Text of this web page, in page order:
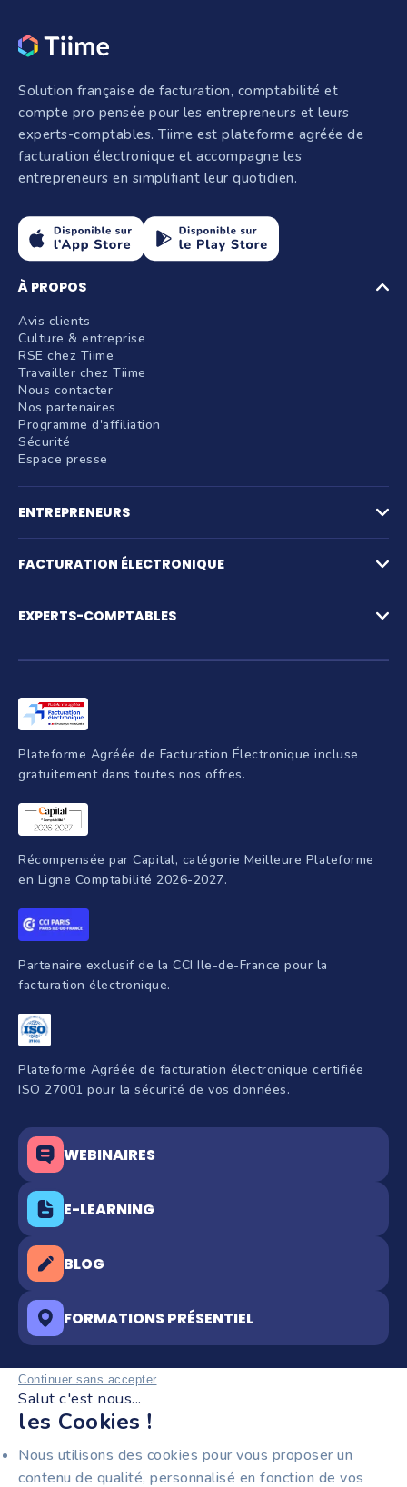
Continuer sans accepter
Salut c'est nous...
les Cookies !
Nous utilisons des cookies pour vous proposer un
contenu de qualité, personnalisé en fonction de vos
Solution française de facturation, comptabilité et
compte pro pensée pour les entrepreneurs et leurs
experts-comptables. Tiime est plateforme agréée de
facturation électronique et accompagne les
entrepreneurs en simplifiant leur quotidien.
À PROPOS
Avis clients
Culture & entreprise
RSE chez Tiime
Travailler chez Tiime
Nous contacter
Nos partenaires
Programme d'affiliation
Sécurité
Espace presse
ENTREPRENEURS
Logiciel de devis
Gestion des achats
Création d'entreprise
Parrainage
FACTURATION ÉLECTRONIQUE
Plateforme agréée de facturation électronique
EXPERTS-COMPTABLES
Production comptable
Facture électronique
Création d'entreprise
Intelligence artificielle
Programmes de formation
Plateforme Agréée de Facturation Électronique incluse
gratuitement dans toutes nos offres.
Récompensée par Capital, catégorie Meilleure Plateforme
en Ligne Comptabilité 2026-2027.
Partenaire exclusif de la CCI Ile-de-France pour la
facturation électronique.
Plateforme Agréée de facturation électronique certifiée
ISO 27001 pour la sécurité de vos données.
WEBINAIRES
E-LEARNING
BLOG
FORMATIONS PRÉSENTIEL
RESTEZ INFORMÉS !
Recevez notre newsletter pour entrepreneurs :
facturation électronique, nouveautés produit et